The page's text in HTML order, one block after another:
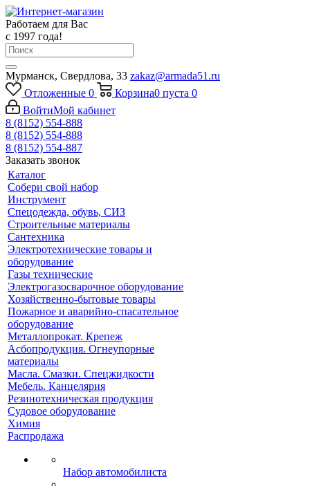
Работаем для Вас
с 1997 года!
Мурманск, Свердлова, 33 zakaz@armada51.ru
Отложенные 0 Корзина0 пуста 0
ВойтиМой кабинет
8 (8152) 554-888
8 (8152) 554-888
8 (8152) 554-887
Заказать звонок
Каталог
Собери свой набор
Инструмент
Спецодежда, обувь, СИЗ
Строительные материалы
Сантехника
Электротехнические товары и
оборудование
Газы технические
Электрогазосварочное оборудование
Хозяйственно-бытовые товары
Пожарное и аварийно-спасательное
оборудование
Металлопрокат. Крепеж
Асбопродукция. Огнеупорные
материалы
Масла. Смазки. Спецжидкости
Мебель. Канцелярия
Резинотехническая продукция
Судовое оборудование
Химия
Распродажа
Набор автомобилиста